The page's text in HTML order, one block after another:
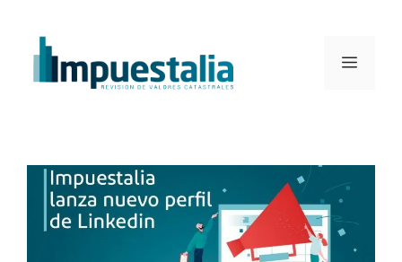
Saltar
contenido
Menú